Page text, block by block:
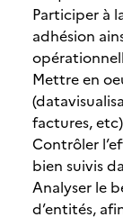
Participer à
adhésion
Mettre en
factures,
Contrôler
bien suivis
Analyser le
d’entités,